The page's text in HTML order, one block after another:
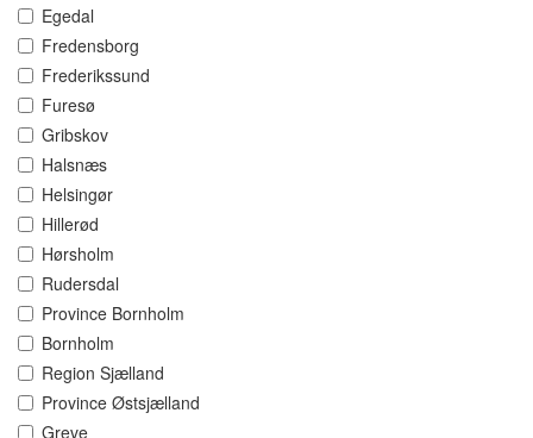
Egedal
Fredensborg
Frederikssund
Furesø
Gribskov
Halsnæs
Helsingør
Hillerød
Hørsholm
Rudersdal
Province Bornholm
Bornholm
Region Sjælland
Province Østsjælland
Greve